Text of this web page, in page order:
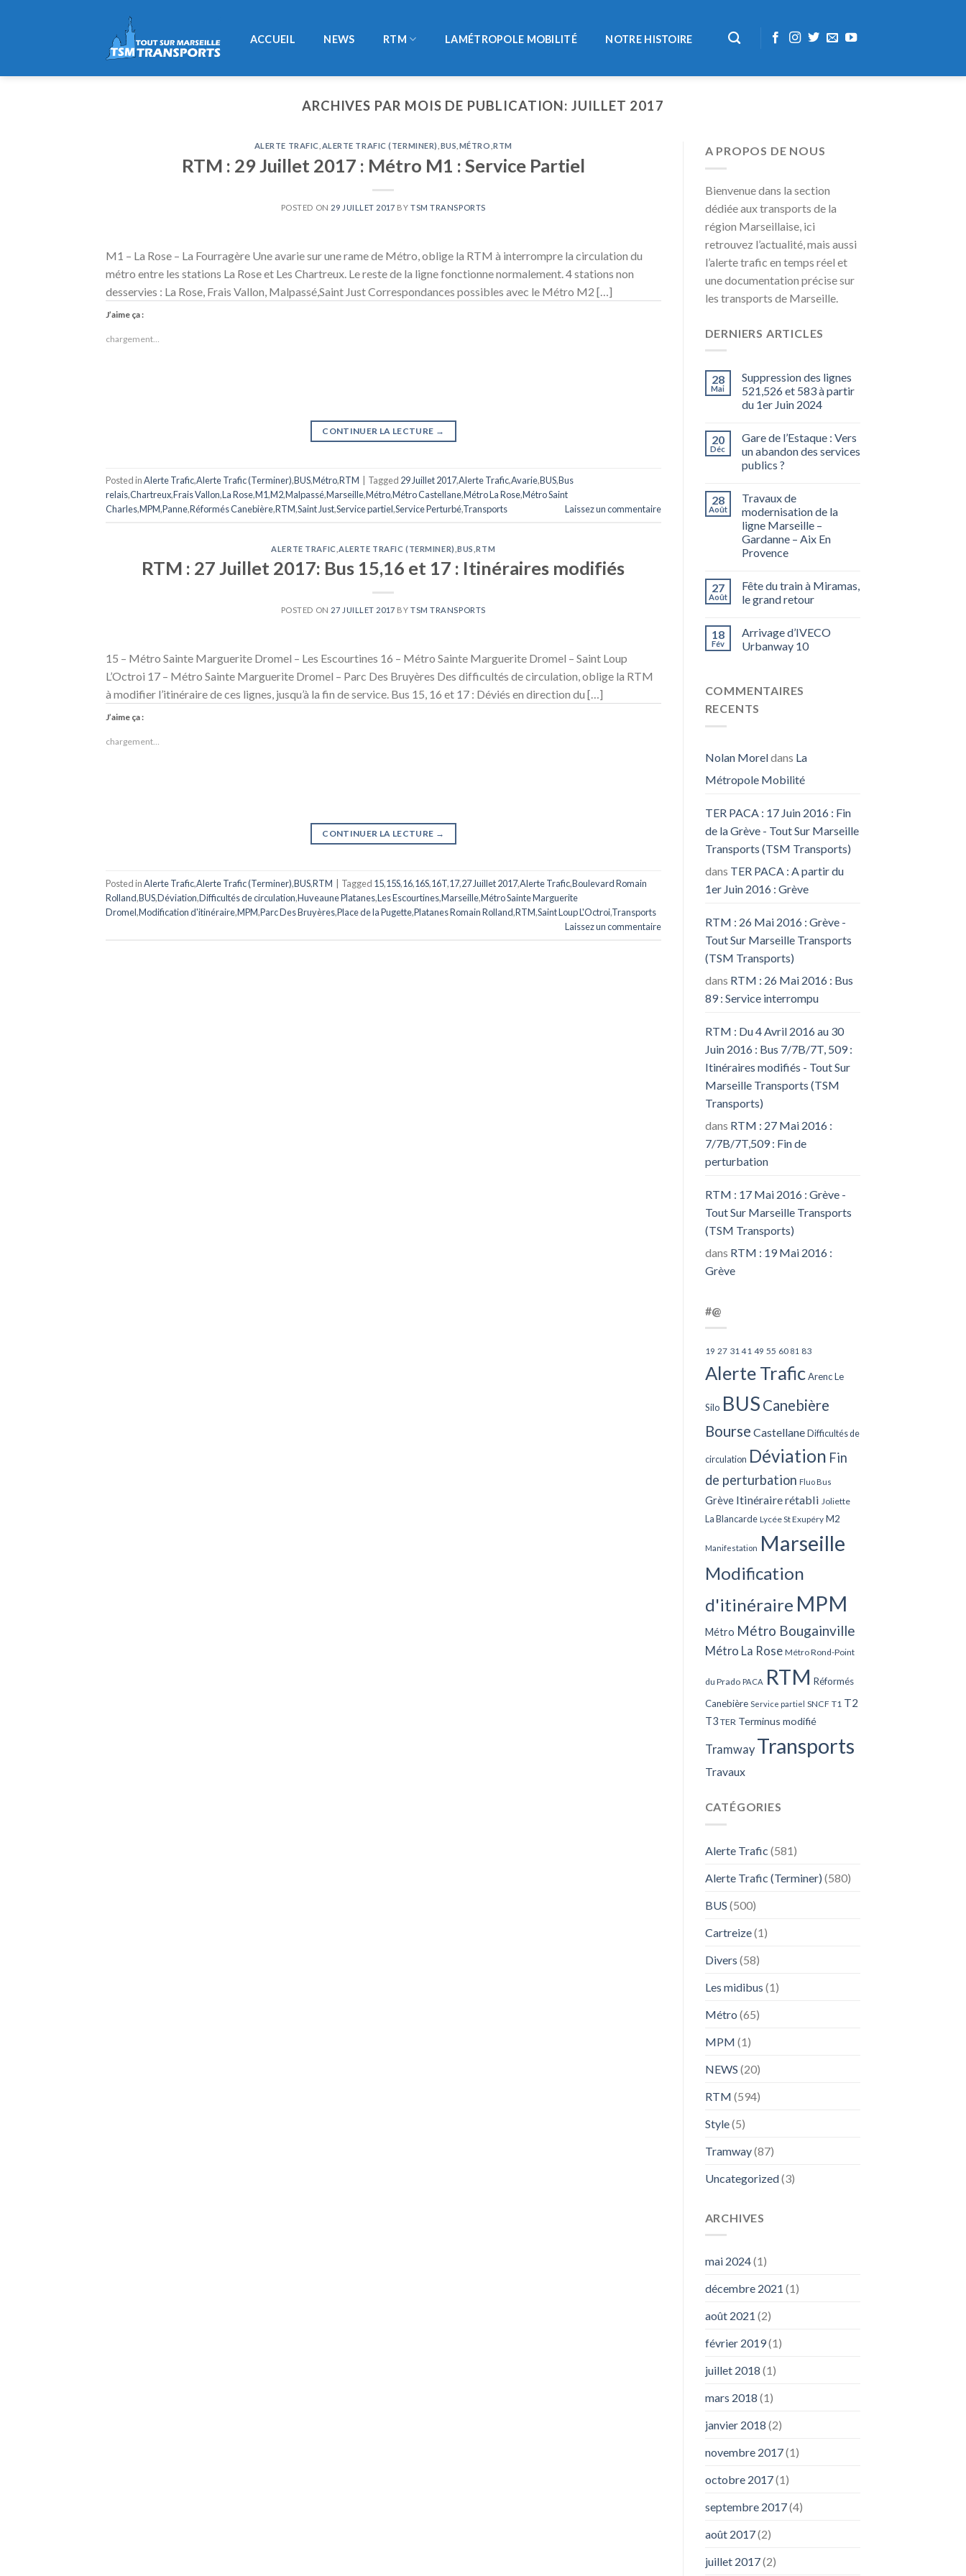
ACCUEIL NEWS RTM LAMÉTROPOLE MOBILITÉ NOTRE HISTOIRE
ARCHIVES PAR MOIS DE PUBLICATION:JUILLET 2017
ALERTE TRAFIC ALERTE TRAFIC (TERMINER) BUS MÉTRO ,RTM
RTM : 29 Juillet 2017 : Métro M1 : Service Partiel
POSTED ON 29 JUILLET 2017 BY TSM TRANSPORTS
M1 – La Rose – La Fourragère Une avarie sur une rame de Métro, oblige la RTM à interrompre la circulation du
métro entre les stations La Rose et Les Chartreux. Le reste de la ligne fonctionne normalement. 4 stations non
desservies : La Rose, Frais Vallon, Malpassé,Saint Just Correspondances possibles avec le Métro M2 […]
J’aime ça :
chargement…
CONTINUER LA LECTURE →
Posted inAlerte Trafic,Alerte Trafic (Terminer),BUS,Métro,RTM Tagged 29 Juillet 2017,Alerte Trafic,Avarie,BUS,Bus
relais,Chartreux,Frais Vallon,La Rose,M1,M2,Malpassé,Marseille,Métro,Métro Castellane,Métro La Rose,Métro Saint
Charles,MPM,Panne,Réformés Canebière,RTM,Saint Just,Service partiel,Service Perturbé,Transports Laissez un commentaire
ALERTE TRAFIC ,ALERTE TRAFIC (TERMINER) ,BUS ,RTM
RTM : 27 Juillet 2017: Bus 15,16 et 17 : Itinéraires modifiés
POSTED ON 27 JUILLET 2017 BY TSM TRANSPORTS
15 – Métro Sainte Marguerite Dromel – Les Escourtines 16 – Métro Sainte Marguerite Dromel – Saint Loup
L’Octroi 17 – Métro Sainte Marguerite Dromel – Parc Des Bruyères Des difficultés de circulation, oblige la RTM
à modifier l’itinéraire de ces lignes, jusqu’à la fin de service. Bus 15, 16 et 17 : Déviés en direction du […]
J’aime ça :
chargement…
CONTINUER LA LECTURE →
Posted inAlerte Trafic,Alerte Trafic (Terminer),BUS,RTM Tagged 15,15S,16,16S,16T,17,27 Juillet 2017,Alerte Trafic,Boulevard Romain
Rolland,BUS,Déviation,Difficultés de circulation,Huveaune Platanes,Les Escourtines,Marseille,Métro Sainte Marguerite
Dromel,Modification d'itinéraire,MPM,Parc Des Bruyères,Place de la Pugette,Platanes Romain Rolland,RTM,Saint Loup L'Octroi,Transports
Laissez un commentaire
A PROPOS DE NOUS
Bienvenue dans la section
dédiée aux transports de la
région Marseillaise, ici
retrouvez l’actualité, mais aussi
l’alerte trafic en temps réel et
une documentation précise sur
les transports de Marseille.
DERNIERS ARTICLES
28
Mai
Suppression des lignes
521,526 et 583 à partir
du 1er Juin 2024
20
Déc
Gare de l’Estaque : Vers
un abandon des services
publics ?
28
Août
Travaux de
modernisation de la
ligne Marseille –
Gardanne – Aix En
Provence
27
Août
Fête du train à Miramas,
le grand retour
18
Fév
Arrivage d’IVECO
Urbanway 10
COMMENTAIRES
RECENTS
Nolan Moreldans La
Métropole Mobilité
TER PACA : 17 Juin 2016 : Fin
de la Grève - Tout Sur Marseille
Transports (TSM Transports)
dans TER PACA : A partir du
1er Juin 2016 : Grève
RTM : 26 Mai 2016 : Grève -
Tout Sur Marseille Transports
(TSM Transports)
dans RTM : 26 Mai 2016 : Bus
89 : Service interrompu
RTM : Du 4 Avril 2016 au 30
Juin 2016 : Bus 7/7B/7T, 509 :
Itinéraires modifiés - Tout Sur
Marseille Transports (TSM
Transports)
dans RTM : 27 Mai 2016 :
7/7B/7T,509 : Fin de
perturbation
RTM : 17 Mai 2016 : Grève -
Tout Sur Marseille Transports
(TSM Transports)
dans RTM : 19 Mai 2016 :
Grève
#@
19 27 31 41 49 55 60 81 83
Alerte Trafic Arenc Le
Silo BUS Canebière
Bourse Castellane Difficultés de
circulation Déviation Fin
de perturbation Fluo Bus
Grève Itinéraire rétabli Joliette
La Blancarde Lycée St Exupéry M2
Manifestation Marseille
Modification
d'itinéraire MPM
Métro Métro Bougainville
Métro La Rose Métro Rond-Point
du Prado PACA RTM Réformés
Canebière Service partiel SNCF T1 T2
T3 TER Terminus modifié
Tramway Transports
Travaux
CATÉGORIES
Alerte Trafic (581)
Alerte Trafic (Terminer) (580)
BUS (500)
Cartreize(1)
Divers (58)
Les midibus (1)
Métro (65)
MPM (1)
NEWS (20)
RTM (594)
Style(5)
Tramway(87)
Uncategorized(3)
ARCHIVES
mai 2024(1)
décembre 2021 (1)
août 2021 (2)
février 2019(1)
juillet 2018 (1)
mars 2018 (1)
janvier 2018 (2)
novembre 2017(1)
octobre 2017(1)
septembre 2017(4)
août 2017(2)
juillet 2017(2)